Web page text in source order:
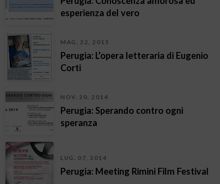
esperienza del vero
MAG. 22, 2015
Perugia: L’opera letteraria di Eugenio
Corti
NOV. 20, 2014
Perugia: Sperando contro ogni
speranza
LUG. 07, 2014
Perugia: Meeting Rimini Film Festival